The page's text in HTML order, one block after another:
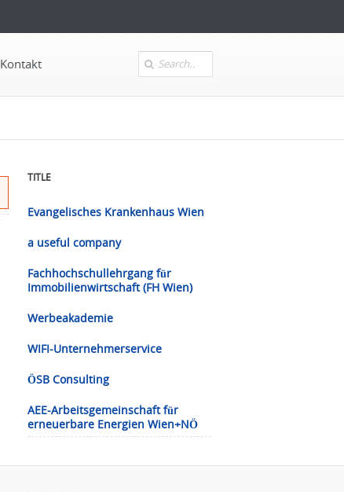
Kontakt Search
TITLE
Evangelisches Krankenhaus Wien
a useful company
Fachhochschullehrgang für
Immobilienwirtschaft (FH Wien)
Werbeakademie
WIFI-Unternehmerservice
ÖSB Consulting
AEE-Arbeitsgemeinschaft für
erneuerbare Energien Wien+NÖ